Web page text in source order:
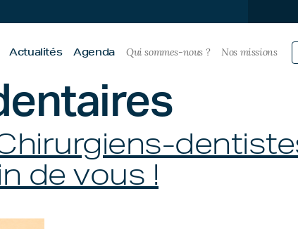
Actualités Agenda Qui sommes-nous ? Nos missions
de vous !